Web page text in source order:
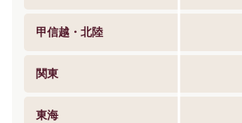
甲信越・北陸
関東
東海